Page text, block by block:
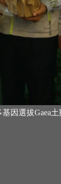
選拔Gaea